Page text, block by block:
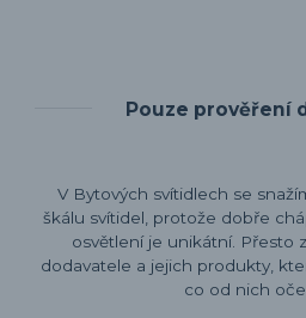
Pouze prověření
V Bytových svítidlech se
škálu svítidel, protože dobře
osvětlení je unikátní. Přesto
dodavatele a jejich produkty,
co od nich